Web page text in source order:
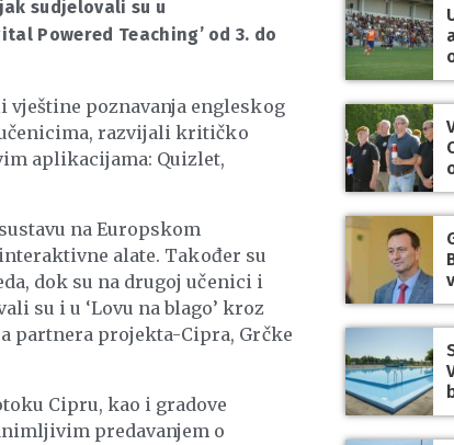
sudjelovali su u
Powered Teaching’ od 3. do
poznavanja engleskog
razvijali kritičko
aplikacijama: Quizlet,
na Europskom
alate. Također su
dok su na drugoj učenici i
su i u ‘Lovu na blago’ kroz
partnera projekta-Cipra, Grčke
Cipru, kao i gradove
predavanjem o